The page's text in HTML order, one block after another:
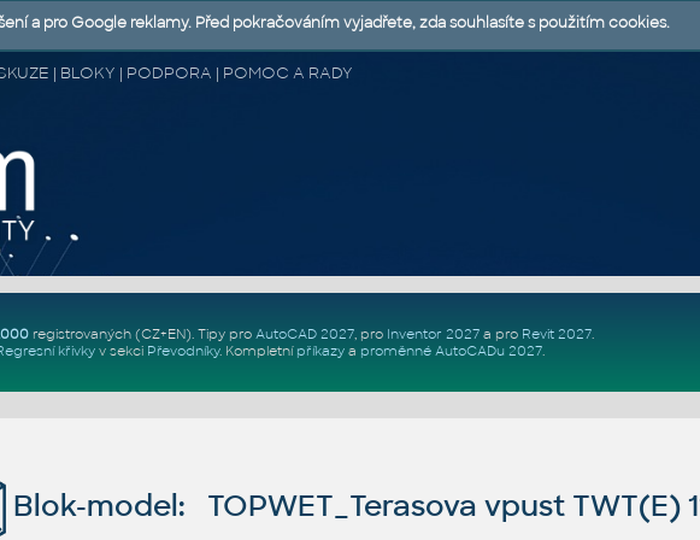
| BLOKY | PODPORA | POMOC A RADY
registrovaných (CZ+EN). Tipy pro AutoCAD 2027, pro Inventor 2027a pro Revit 2027.
křivkyv sekci Převodníky. Kompletní příkazya proměnné AutoCADu 2027.
Blok-model: TOPWET_Terasova vpust TWT(E)
a pro Google reklamy. Před pokračováním vyjadřete, zda souhlasíte s použitím cookies.